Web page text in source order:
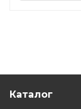
Каталог